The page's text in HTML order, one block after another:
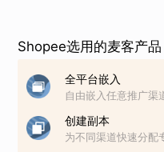
Shopee选用的麦客产品
全平台嵌入
自由嵌入任意推广渠
创建副本
为不同渠道快速分配